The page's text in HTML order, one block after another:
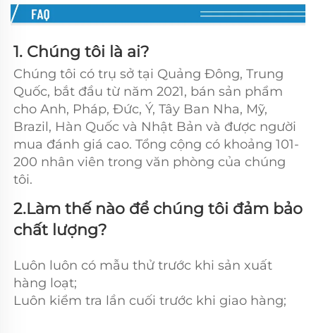
1. Chúng tôi là ai?
Chúng tôi có trụ sở tại Quảng Đông, Trung
Quốc, bắt đầu từ năm 2021, bán sản phẩm
cho Anh, Pháp, Đức, Ý, Tây Ban Nha, Mỹ,
Brazil, Hàn Quốc và Nhật Bản và được người
mua đánh giá cao. Tổng cộng có khoảng 101-
200 nhân viên trong văn phòng của chúng
tôi.
2.Làm thế nào để chúng tôi đảm bảo
chất lượng?
Luôn luôn có mẫu thử trước khi sản xuất
hàng loạt;
Luôn kiểm tra lần cuối trước khi giao hàng;